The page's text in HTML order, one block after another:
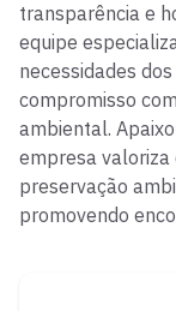
transparência e
equipe
necessidades
compromisso
ambiental.
empresa valoriza
preservação
promovendo